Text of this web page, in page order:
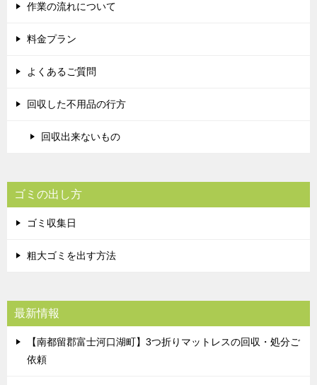
作業の流れについて
料金プラン
よくあるご質問
回収した不用品の行方
回収出来ないもの
ゴミの出し方
ゴミ収集日
粗大ゴミを出す方法
最新情報
【南都留郡富士河口湖町】3つ折りマットレスの回収・処分ご
依頼